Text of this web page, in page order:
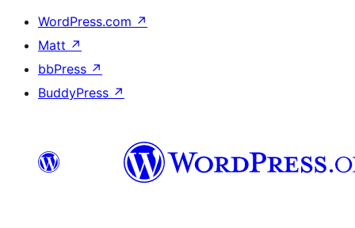
WordPress.com ↗
Matt ↗
bbPress ↗
BuddyPress ↗